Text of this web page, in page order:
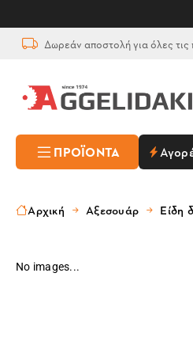
Δωρεάν αποστολή για όλες
ΠΡΟΪΌΝΤΑ
Αρχική Αξεσουάρ Είδη
No images...